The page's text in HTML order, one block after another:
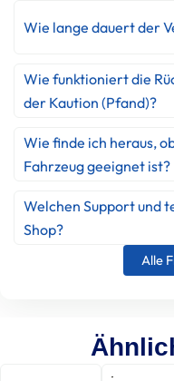
Wie lange dauert der
Wie funktioniert die
der Kaution (Pfand)?
Wie finde ich heraus,
Fahrzeug geeignet ist?
Welchen Support und
Shop?
Alle